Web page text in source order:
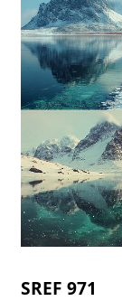
SREF 971